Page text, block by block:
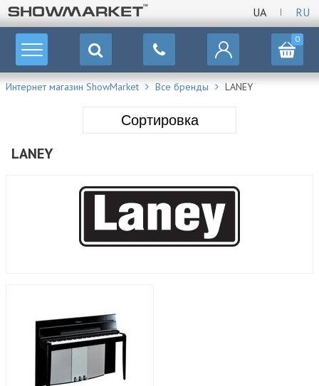
UA RU
0
Интернет магазин ShowMarket Все бренды LANEY
Сортировка
LANEY